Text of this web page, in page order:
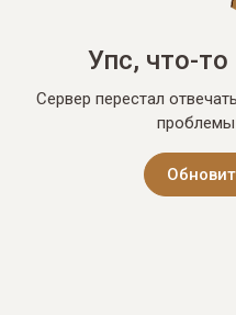
Упс, что-
Сервер перестал